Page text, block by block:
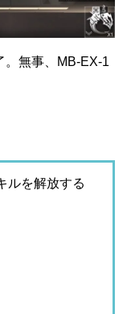
。無事、MB-EX-1
ルを解放する